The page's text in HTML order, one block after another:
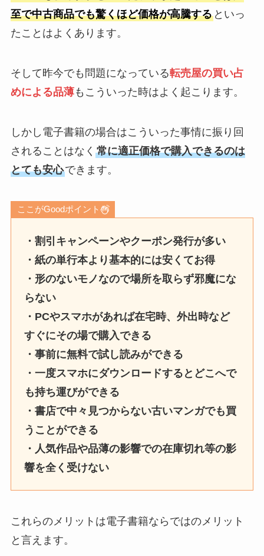
至で中古商品でも驚くほど価格が高騰するといっ
たことはよくあります。
そして昨今でも問題になっている転売屋の買い占
めによる品薄もこういった時はよく起こります。
しかし電子書籍の場合はこういった事情に振り回
されることはなく 常に適正価格で購入できるのは
とても安心できます。
ここがGoodポイント
・割引キャンペーンやクーポン発行が多い
・紙の単行本より基本的には安くてお得
・形のないモノなので場所を取らず邪魔にな
らない
・PCやスマホがあれば在宅時、外出時など
すぐにその場で購入できる
・事前に無料で試し読みができる
・一度スマホにダウンロードするとどこへで
も持ち運びができる
・書店で中々見つからない古いマンガでも買
うことができる
・人気作品や品薄の影響での在庫切れ等の影
響を全く受けない
これらのメリットは電子書籍ならではのメリット
と言えます。